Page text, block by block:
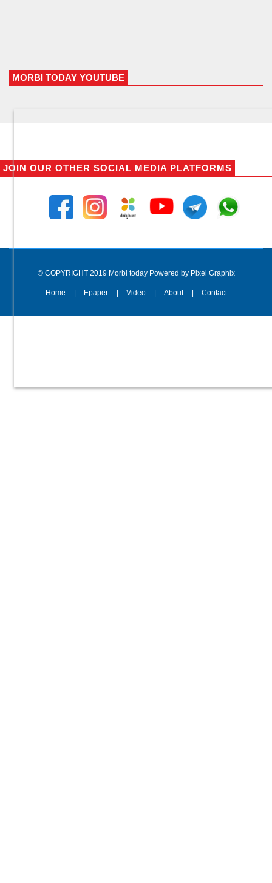
MORBI TODAY YOUTUBE
JOIN OUR OTHER SOCIAL MEDIA PLATFORMS
© COPYRIGHT 2019 Morbi today Powered by Pixel Graphix
Home Epaper Video About Contact